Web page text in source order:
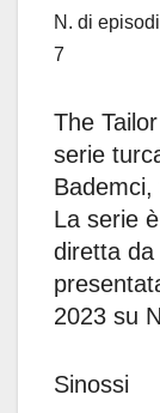
N. di episodi
7
The
serie
La serie
diretta
2023 su
Sinossi